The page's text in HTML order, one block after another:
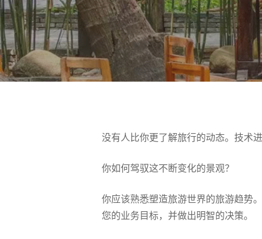
按 Enter 进行搜索或按 ESC 关闭
没有人比你更了解旅行的动态。技术
你如何驾驭这不断变化的景观？
你应该熟悉塑造旅游世界的旅游趋势
您的业务目标，并做出明智的决策。